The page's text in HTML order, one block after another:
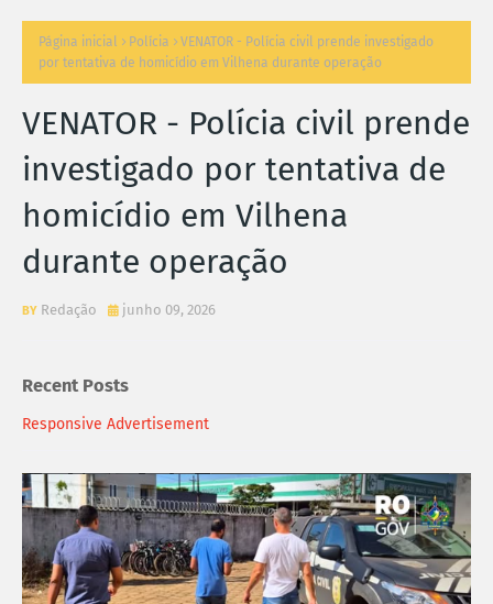
Página inicial Polícia
VENATOR - Polícia civil prende investigado
por tentativa de homicídio em Vilhena durante operação
VENATOR - Polícia civil prende
investigado por tentativa de
homicídio em Vilhena
durante operação
Redação junho 09, 2026
Recent Posts
Responsive Advertisement